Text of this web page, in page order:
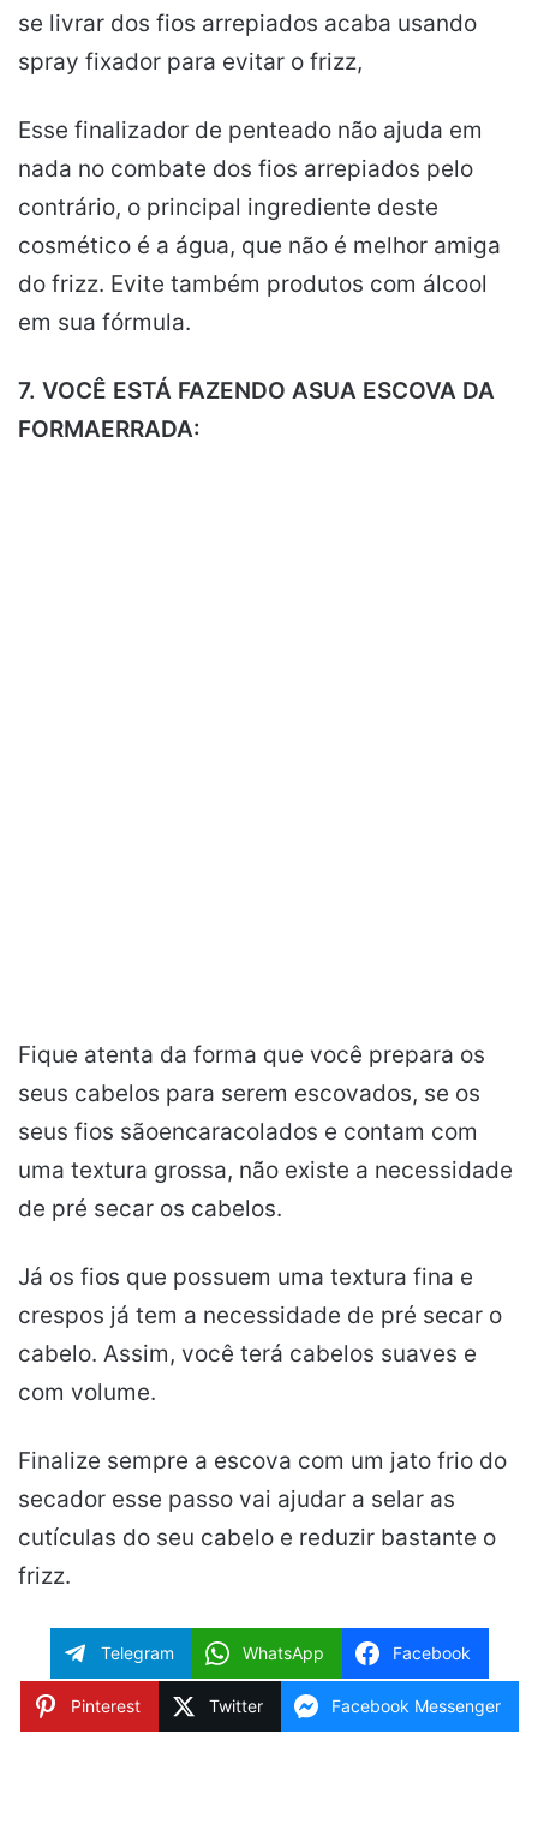
se livrar dos fios arrepiados acaba usando
spray fixador para evitar o frizz,
Esse finalizador de penteado não ajuda em
nada no combate dos fios arrepiados pelo
contrário, o principal ingrediente deste
cosmético é a água, que não é melhor amiga
do frizz. Evite também produtos com álcool
em sua fórmula.
7. VOCÊ ESTÁ FAZENDO ASUA ESCOVA DA
FORMAERRADA:
Fique atenta da forma que você prepara os
seus cabelos para serem escovados, se os
seus fios sãoencaracolados e contam com
uma textura grossa, não existe a necessidade
de pré secar os cabelos.
Já os fios que possuem uma textura fina e
crespos já tem a necessidade de pré secar o
cabelo. Assim, você terá cabelos suaves e
com volume.
Finalize sempre a escova com um jato frio do
secador esse passo vai ajudar a selar as
cutículas do seu cabelo e reduzir bastante o
frizz.
Telegram WhatsApp Facebook
Pinterest Twitter Facebook Messenger